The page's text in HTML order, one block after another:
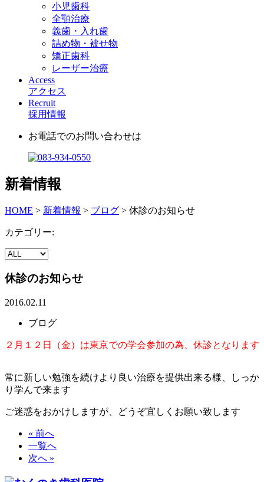
小児歯科
全顎治療
義歯・入れ歯
詰め物・被せ物
矯正歯科
レーザー治療
Access
アクセス
Recruit
採用情報
お電話でのお問い合わせは
新着情報
HOME > 新着情報 > ブログ > 休診のお知らせ
カテゴリー:
休診のお知らせ
2016.02.11
ブログ
２月１２日（金）は東京での学会参加の為、休診となります
常に新しい勉強を続けより良い治療を提供出来る様、しっか
り学んで来ます
ご迷惑をおかけしますが、どうぞ宜しくお願い致します
« 前へ
一覧へ
次へ »